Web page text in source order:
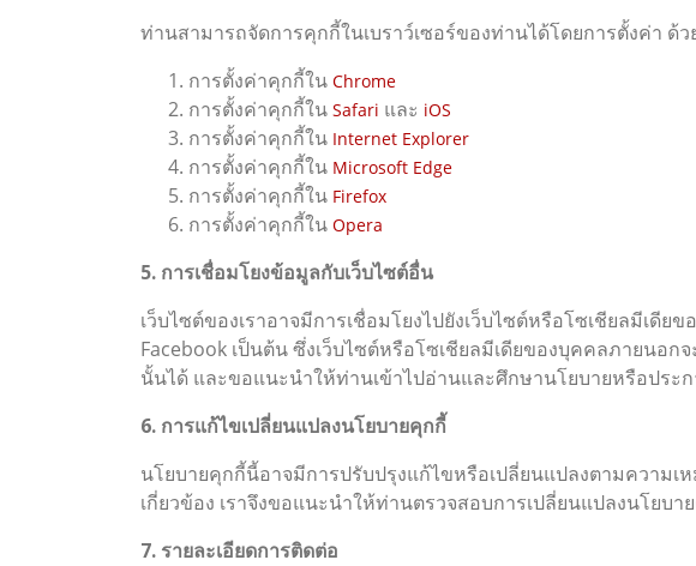
ท่านสามารถจัดการคุกกี้ในเบราว์เซอร์ของท่านได้โดยการตั้งค่า ด้
การตั้งค่าคุกกี้ใน Chrome
การตั้งค่าคุกกี้ใน Safari และ iOS
การตั้งค่าคุกกี้ใน Internet Explorer
การตั้งค่าคุกกี้ใน Microsoft Edge
การตั้งค่าคุกกี้ใน Firefox
การตั้งค่าคุกกี้ใน Opera
5. การเชื่อมโยงข้อมูลกับเว็บไซต์อื่น
เว็บไซต์ของเราอาจมีการเชื่อมโยงไปยังเว็บไซต์หรือโซเชียลมีเดี
Facebook เป็นต้น ซึ่งเว็บไซต์หรือโซเชียลมีเดียของบุคคลภายนอ
นั้นได้ และขอแนะนำให้ท่านเข้าไปอ่านและศึกษานโยบายหรือปร
6. การแก้ไขเปลี่ยนแปลงนโยบายคุกกี้
นโยบายคุกกี้นี้อาจมีการปรับปรุงแก้ไขหรือเปลี่ยนแปลงตามความ
เกี่ยวข้อง เราจึงขอแนะนำให้ท่านตรวจสอบการเปลี่ยนแปลงนโยบา
7. รายละเอียดการติดต่อ